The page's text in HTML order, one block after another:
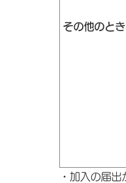
その他のとき
・加入の届